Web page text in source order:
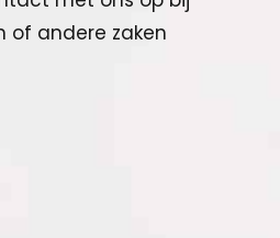
of andere zaken